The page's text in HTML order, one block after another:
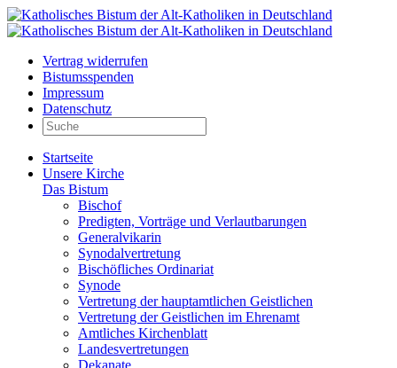
Vertrag widerrufen
Bistumsspenden
Impressum
Datenschutz
Startseite
Unsere Kirche
Das Bistum
Bischof
Predigten, Vorträge und Verlautbarungen
Generalvikarin
Synodalvertretung
Bischöfliches Ordinariat
Synode
Vertretung der hauptamtlichen Geistlichen
Vertretung der Geistlichen im Ehrenamt
Amtliches Kirchenblatt
Landesvertretungen
Dekanate